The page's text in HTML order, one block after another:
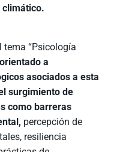
climático.
tema “Psicología
orientado a
asociados a esta
surgimiento de
como barreras
percepción de
resiliencia